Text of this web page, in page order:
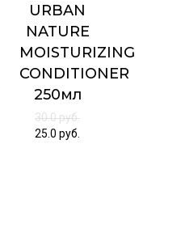
URBAN
NATURE
MOISTURIZING
CONDITIONER
250мл
30.0руб.
25.0руб.